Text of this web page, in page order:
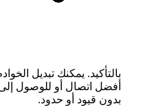
بالتأكيد. يمكنك تبديل
أفضل اتصال أو للوصول
بدون قيود أو حدود.